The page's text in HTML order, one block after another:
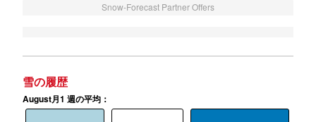
Snow-Forecast Partner Offers
雪の履歴
August月1 週の平均：